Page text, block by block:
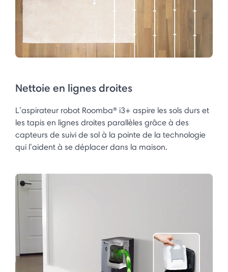
Nettoie en lignes droites
L’aspirateur robot Roomba® i3+ aspire les sols durs et
les tapis en lignes droites parallèles grâce à des
capteurs de suivi de sol à la pointe de la technologie
qui l’aident à se déplacer dans la maison.